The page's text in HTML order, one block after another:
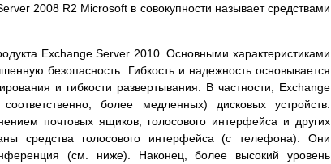
2008 R2 Microsoft в совокупности называет средствами
Exchange Server 2010. Основными характеристиками
безопасность. Гибкость и надежность основывается
и гибкости развертывания. В частности, Exchange
более медленных) дисковых устройств.
почтовых ящиков, голосового интерфейса и других
средства голосового интерфейса (с телефона). Они
(см. ниже). Наконец, более высокий уровень